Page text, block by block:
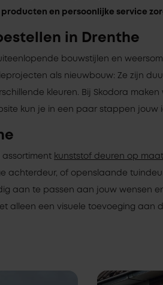
en persoonlijke service
in Drenthe
bouwstijlen en
als nieuwbouw: Ze zijn
kleuren. Bij Skodora
kun je in een paar stappen jouw
assortiment kunststof deuren op maat
achterdeur, of openslaande
aan te passen aan jouw wensen
alleen een visuele toevoeging